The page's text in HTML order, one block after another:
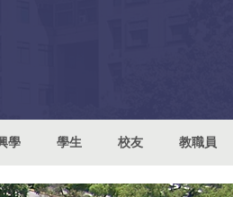
學 學生 校友 教職員